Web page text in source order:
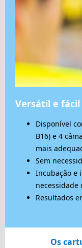
Versátil e
Disponível
B16) e 4
mais
Sem
Incubação e
Resultados
Os